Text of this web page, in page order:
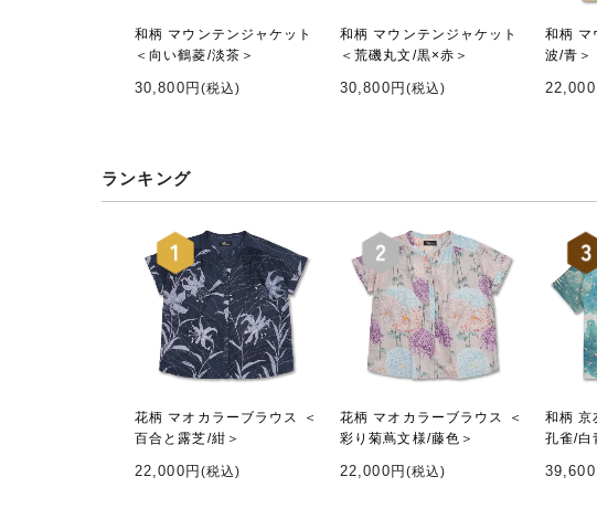
和柄 マウンテンジャケット
＜向い鶴菱/淡茶＞
30,800円 (税込)
和柄 マウンテンジャケット
＜荒磯丸文/黒×赤＞
30,800円 (税込)
和柄 マ
波/青＞
22,000
ランキング
花柄 マオカラーブラウス ＜
百合と露芝/紺＞
22,000円 (税込)
花柄 マオカラーブラウス ＜
彩り菊蔦文様/藤色＞
22,000円 (税込)
和柄 京
孔雀/白
39,600